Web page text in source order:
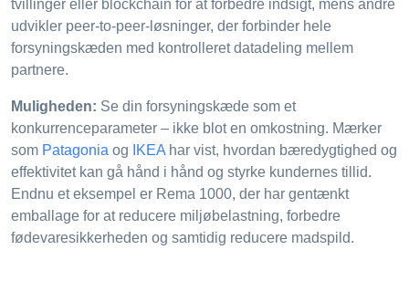
tvillinger eller blockchain for at forbedre indsigt, mens andre
udvikler peer-to-peer-løsninger, der forbinder hele
forsyningskæden med kontrolleret datadeling mellem
partnere.
Muligheden: Se din forsyningskæde som et
konkurrenceparameter – ikke blot en omkostning. Mærker
som Patagonia og IKEA har vist, hvordan bæredygtighed og
effektivitet kan gå hånd i hånd og styrke kundernes tillid.
Endnu et eksempel er Rema 1000, der har gentænkt
emballage for at reducere miljøbelastning, forbedre
fødevaresikkerheden og samtidig reducere madspild.